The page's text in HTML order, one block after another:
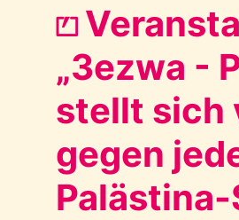
⏍
„3ezwa -
stellt sich
gegen